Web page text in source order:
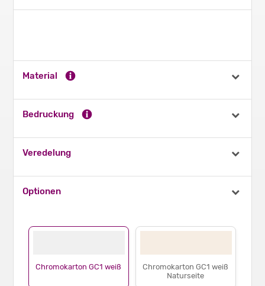
Chromokarton GC1 weiß
Chromokarton GC1 weiß
Naturseite
Material
Bedruckung
Veredelung
Optionen